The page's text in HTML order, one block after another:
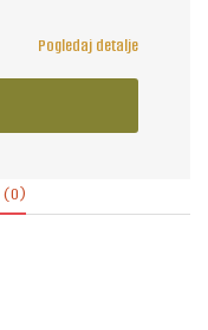
(0)
Pogledaj detalje